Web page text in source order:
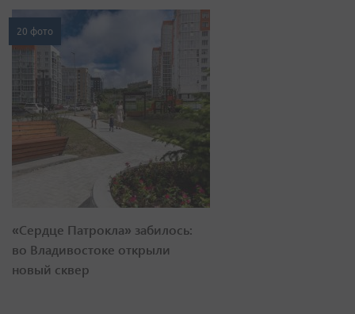
20 фото
«Сердце Патрокла» забилось:
во Владивостоке открыли
новый сквер